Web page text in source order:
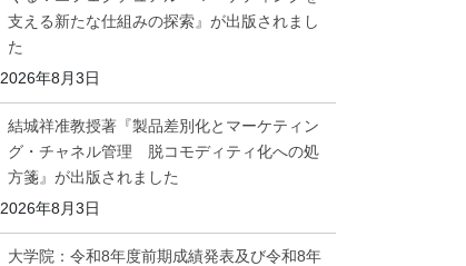
支える新たな仕組みの探索』が出版されまし
た
2026年8月3日
結城祥准教授著『製品差別化とマーケティン
グ・チャネル管理 脱コモディティ化への処
方箋』が出版されました
2026年8月3日
大学院：令和8年度前期成績発表及び令和8年